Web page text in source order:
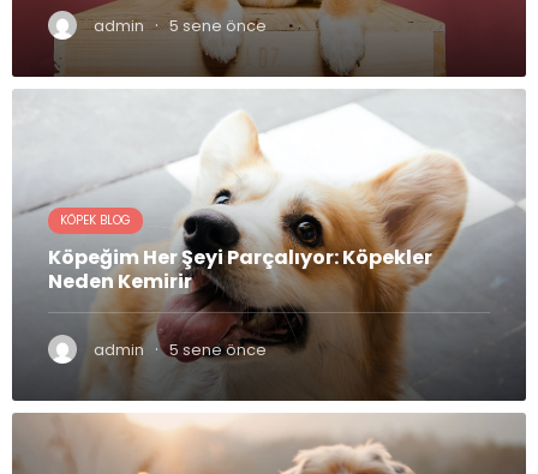
admin · 5 sene önce
KÖPEK BLOG
Köpeğim Her Şeyi Parçalıyor: Köpekler
Neden Kemirir
admin · 5 sene önce